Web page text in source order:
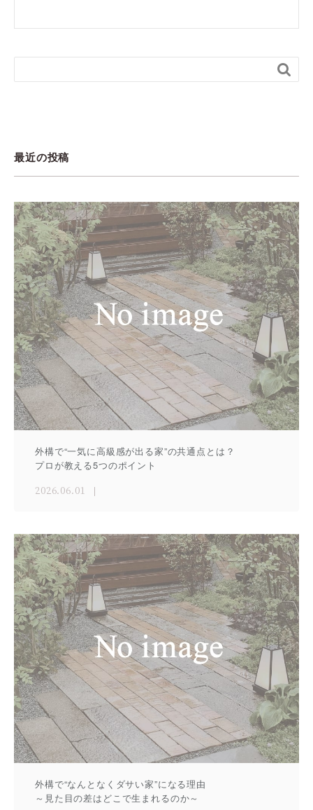

最近の投稿
外構で“一気に高級感が出る家”の共通点とは？
プロが教える5つのポイント
2026.06.01
外構で“なんとなくダサい家”になる理由
～見た目の差はどこで生まれるのか～